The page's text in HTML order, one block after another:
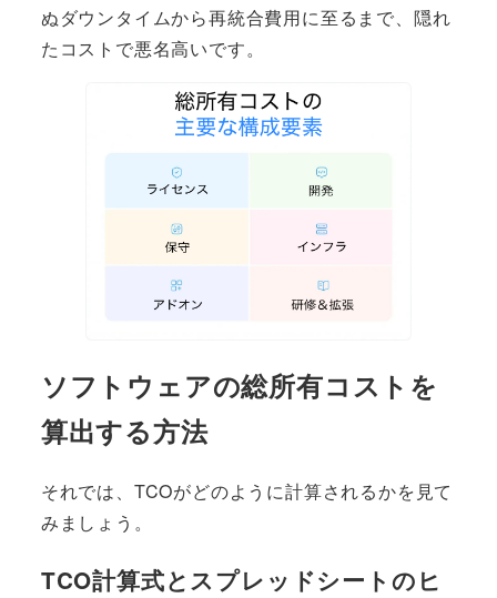
ぬダウンタイムから再統合費用に至るまで、隠れ
たコストで悪名高いです。
ソフトウェアの総所有コストを
算出する方法
それでは、TCOがどのように計算されるかを見て
みましょう。
TCO計算式とスプレッドシートのヒ